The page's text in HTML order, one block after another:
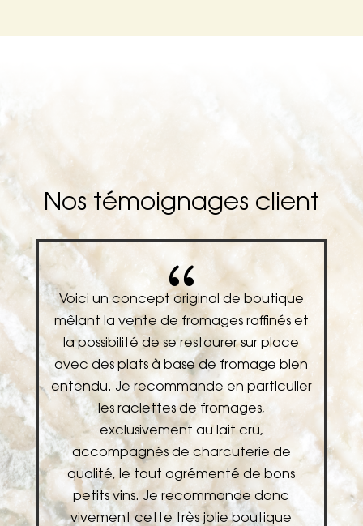
Nos témoignages client
{
Voici un concept original de boutique
mêlant la vente de fromages raffinés et
la possibilité de se restaurer sur place
avec des plats à base de fromage bien
entendu. Je recommande en particulier
les raclettes de fromages,
exclusivement au lait cru,
accompagnés de charcuterie de
qualité, le tout agrémenté de bons
petits vins. Je recommande donc
vivement cette très jolie boutique
!